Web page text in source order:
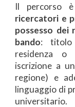
Il percorso
ricercatori e
possesso dei
bando: titolo
residenza o
iscrizione a
regione) e
linguaggio di
universitario.